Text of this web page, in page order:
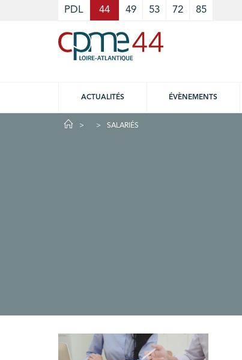
PDL 44 49 53 72 85
ACTUALITÉS ÉVÈNEMENTS
SALARIÉS
Cookies management panel